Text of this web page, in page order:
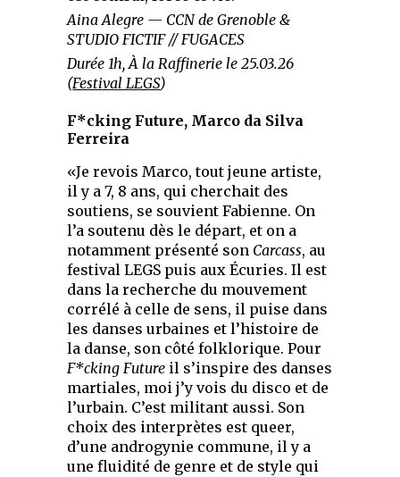
Aina Alegre — CCN de Grenoble &
STUDIO FICTIF // FUGACES
Durée 1h, À la Raffinerie le 25.03.26
(Festival LEGS)
F*cking Future, Marco da Silva
Ferreira
«Je revois Marco, tout jeune artiste,
il y a 7, 8 ans, qui cherchait des
soutiens, se souvient Fabienne. On
l’a soutenu dès le départ, et on a
notamment présenté son Carcass, au
festival LEGS puis aux Écuries. Il est
dans la recherche du mouvement
corrélé à celle de sens, il puise dans
les danses urbaines et l’histoire de
la danse, son côté folklorique. Pour
F*cking Future il s’inspire des danses
martiales, moi j’y vois du disco et de
l’urbain. C’est militant aussi. Son
choix des interprètes est queer,
d’une androgynie commune, il y a
une fluidité de genre et de style qui